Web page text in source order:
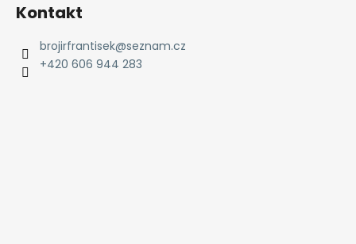
Kontakt
brojirfrantisek@seznam.cz
+420 606 944 283